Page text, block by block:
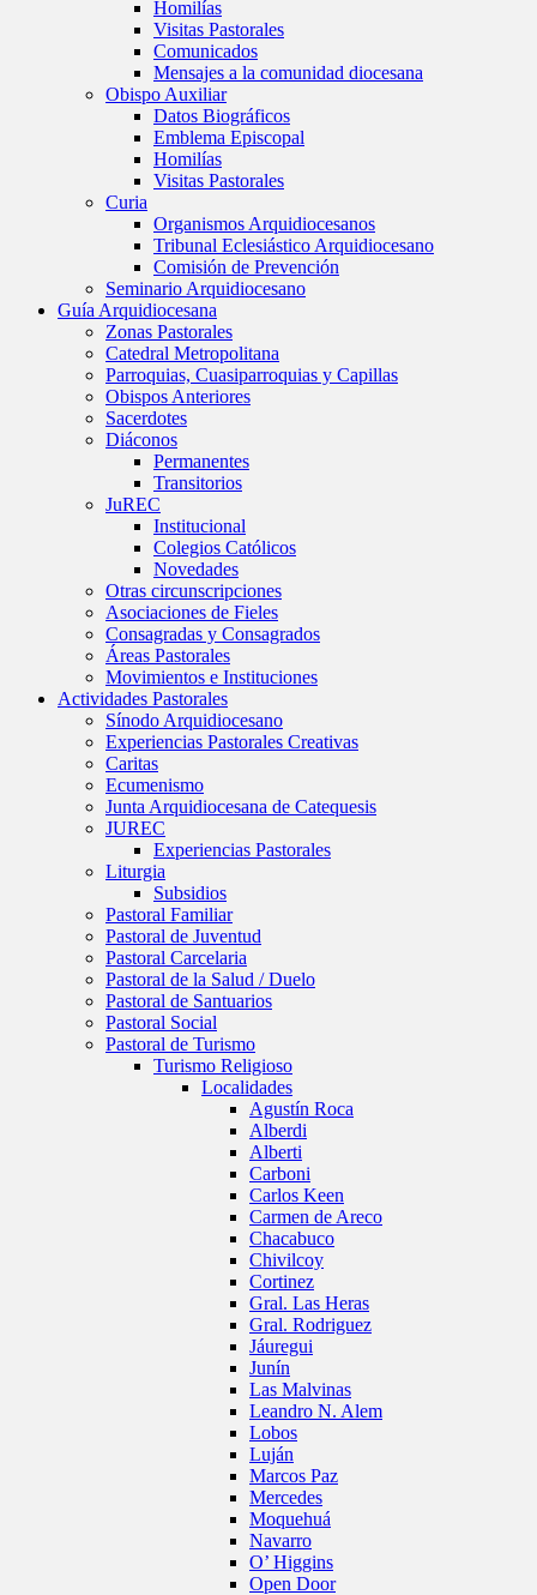
Homilías
Visitas Pastorales
Comunicados
Mensajes a la comunidad diocesana
Obispo Auxiliar
Datos Biográficos
Emblema Episcopal
Homilías
Visitas Pastorales
Curia
Organismos Arquidiocesanos
Tribunal Eclesiástico Arquidiocesano
Comisión de Prevención
Seminario Arquidiocesano
Guía Arquidiocesana
Zonas Pastorales
Catedral Metropolitana
Parroquias, Cuasiparroquias y Capillas
Obispos Anteriores
Sacerdotes
Diáconos
Permanentes
Transitorios
JuREC
Institucional
Colegios Católicos
Novedades
Otras circunscripciones
Asociaciones de Fieles
Consagradas y Consagrados
Áreas Pastorales
Movimientos e Instituciones
Actividades Pastorales
Sínodo Arquidiocesano
Experiencias Pastorales Creativas
Caritas
Ecumenismo
Junta Arquidiocesana de Catequesis
JUREC
Experiencias Pastorales
Liturgia
Subsidios
Pastoral Familiar
Pastoral de Juventud
Pastoral Carcelaria
Pastoral de la Salud / Duelo
Pastoral de Santuarios
Pastoral Social
Pastoral de Turismo
Turismo Religioso
Localidades
Agustín Roca
Alberdi
Alberti
Carboni
Carlos Keen
Carmen de Areco
Chacabuco
Chivilcoy
Cortinez
Gral. Las Heras
Gral. Rodriguez
Jáuregui
Junín
Las Malvinas
Leandro N. Alem
Lobos
Luján
Marcos Paz
Mercedes
Moquehuá
Navarro
O’ Higgins
Open Door